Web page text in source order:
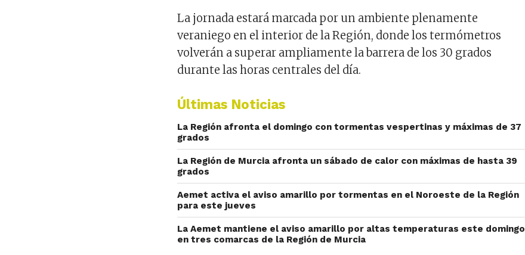
La jornada estará marcada por un ambiente plenamente
veraniego en el interior de la Región, donde los termómetros
volverán a superar ampliamente la barrera de los 30 grados
durante las horas centrales del día.
Últimas Noticias
La Región afronta el domingo con tormentas vespertinas y máximas de 37
grados
La Región de Murcia afronta un sábado de calor con máximas de hasta 39
grados
Aemet activa el aviso amarillo por tormentas en el Noroeste de la Región
para este jueves
La Aemet mantiene el aviso amarillo por altas temperaturas este domingo
en tres comarcas de la Región de Murcia